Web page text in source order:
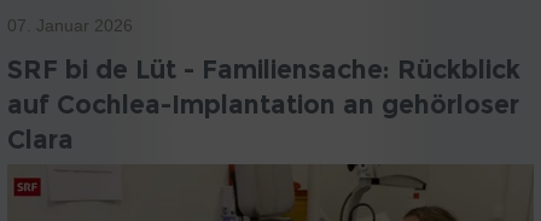
07. Januar 2026
SRF bi de Lüt - Familiensache: Rückblick
auf Cochlea-Implantation an gehörloser
Clara